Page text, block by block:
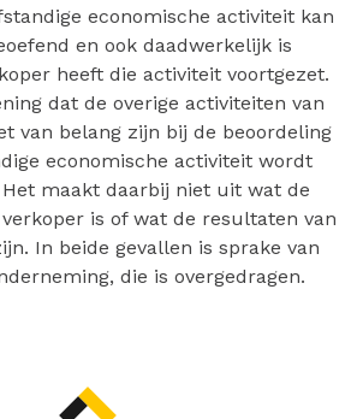
economische activiteit kan
en ook daadwerkelijk is
heeft die activiteit voortgezet.
dat de overige activiteiten van
van belang zijn bij de beoordeling
economische activiteit wordt
Het maakt daarbij niet uit wat de
is of wat de resultaten van
In beide gevallen is sprake van
die is overgedragen.